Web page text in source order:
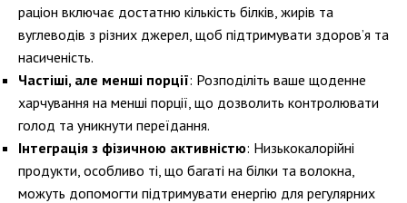
раціон включає достатню кількість білків, жирів та
вуглеводів з різних джерел, щоб підтримувати здоров’я та
насиченість.
Частіші, але менші порції: Розподіліть ваше щоденне
харчування на менші порції, що дозволить контролювати
голод та уникнути переїдання.
Інтеграція з фізичною активністю: Низькокалорійні
продукти, особливо ті, що багаті на білки та волокна,
можуть допомогти підтримувати енергію для регулярних